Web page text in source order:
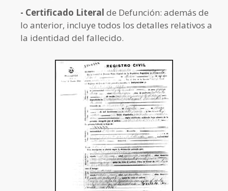
- Certificado Literalde Defunción: además de
lo anterior, incluye todos los detalles relativos a
la identidad del fallecido.